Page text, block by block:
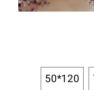
120*50